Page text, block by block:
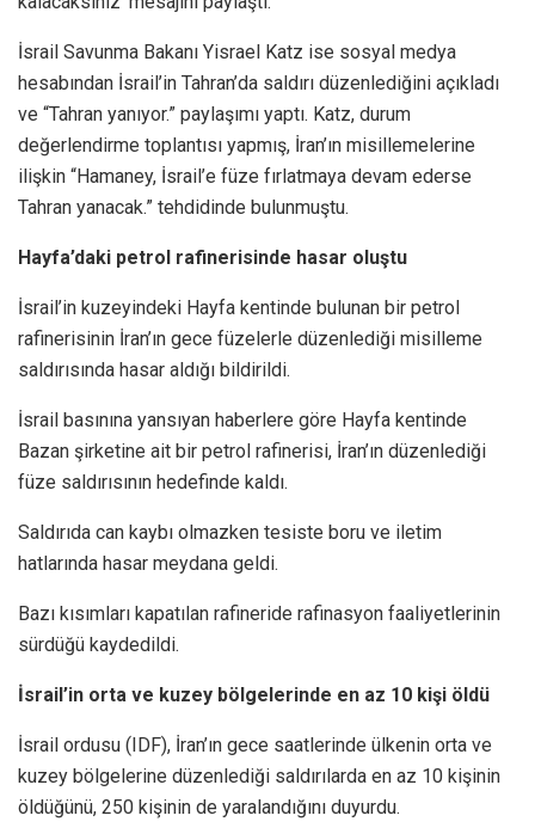
İsrail Savunma Bakanı Yisrael Katz ise sosyal medya
hesabından İsrail’in Tahran’da saldırı düzenlediğini açıkladı
ve “Tahran yanıyor.” paylaşımı yaptı. Katz, durum
değerlendirme toplantısı yapmış, İran’ın misillemelerine
ilişkin “Hamaney, İsrail’e füze fırlatmaya devam ederse
Tahran yanacak.” tehdidinde bulunmuştu.
Hayfa’daki petrol rafinerisinde hasar oluştu
İsrail’in kuzeyindeki Hayfa kentinde bulunan bir petrol
rafinerisinin İran’ın gece füzelerle düzenlediği misilleme
saldırısında hasar aldığı bildirildi.
İsrail basınına yansıyan haberlere göre Hayfa kentinde
Bazan şirketine ait bir petrol rafinerisi, İran’ın düzenlediği
füze saldırısının hedefinde kaldı.
Saldırıda can kaybı olmazken tesiste boru ve iletim
hatlarında hasar meydana geldi.
Bazı kısımları kapatılan rafineride rafinasyon faaliyetlerinin
sürdüğü kaydedildi.
İsrail’in orta ve kuzey bölgelerinde en az 10 kişi öldü
İsrail ordusu (IDF), İran’ın gece saatlerinde ülkenin orta ve
kuzey bölgelerine düzenlediği saldırılarda en az 10 kişinin
öldüğünü, 250 kişinin de yaralandığını duyurdu.